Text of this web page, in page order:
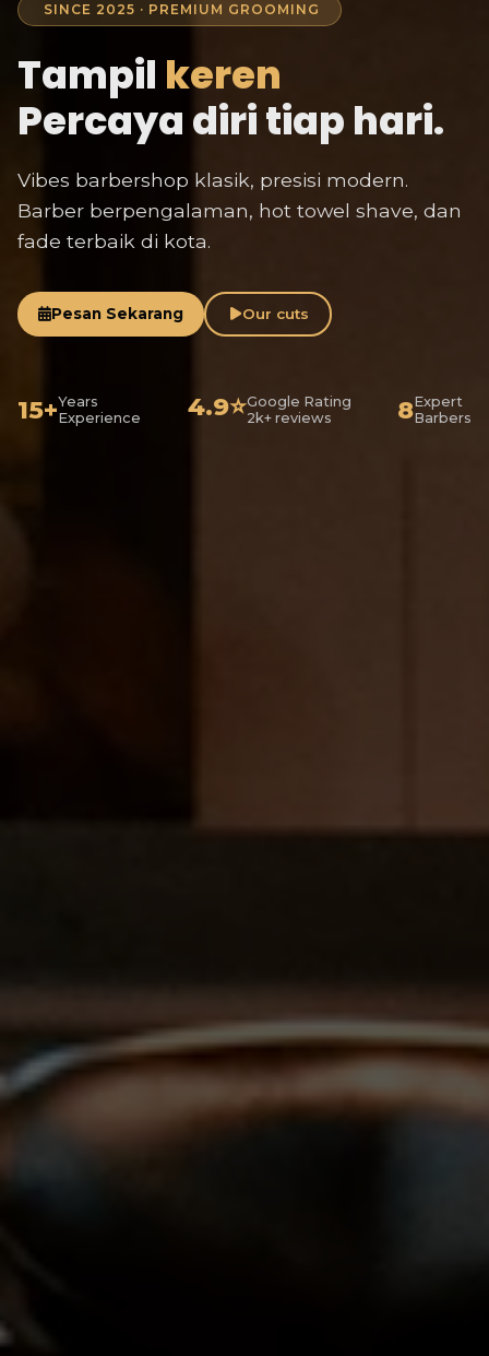
SINCE 2025 · PREMIUM GROOMING
Tampil keren
Percaya diri tiap hari.
Vibes barbershop klasik, presisi modern.
Barber berpengalaman, hot towel shave, dan
fade terbaik di kota.
Pesan Sekarang Our cuts
15+Years
Experience
4.9⭐Google Rating
2k+ reviews
8Expert
Barbers